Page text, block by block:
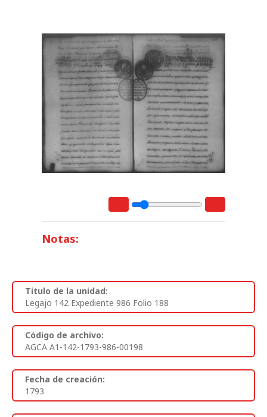
Notas:
Titulo de la unidad:
Legajo 142 Expediente 986 Folio 188
Código de archivo:
AGCA A1-142-1793-986-00198
Fecha de creación:
1793